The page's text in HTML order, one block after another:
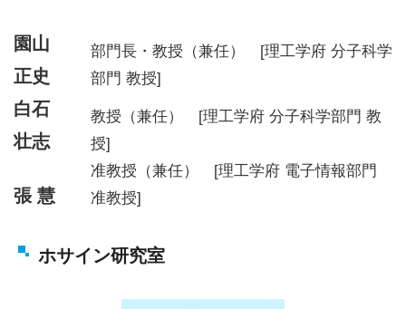
園山
正史
部門長・教授（兼任） [理工学府 分子科学
部門 教授]
白石
壮志
教授（兼任） [理工学府 分子科学部門 教
授]
張 慧
准教授（兼任） [理工学府 電子情報部門
准教授]
ホサイン研究室